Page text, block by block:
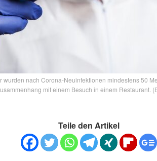
nach Corona-Neuinfektionen mindestens 50
mit einem Besuch in einem Restaurant.
Teile den Artikel